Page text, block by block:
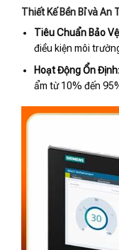
Thiết Kế Bền Bỉ và An
Tiêu Chuẩn Bảo
điều kiện môi
Hoạt Động Ổn Định
ẩm từ 10% đến